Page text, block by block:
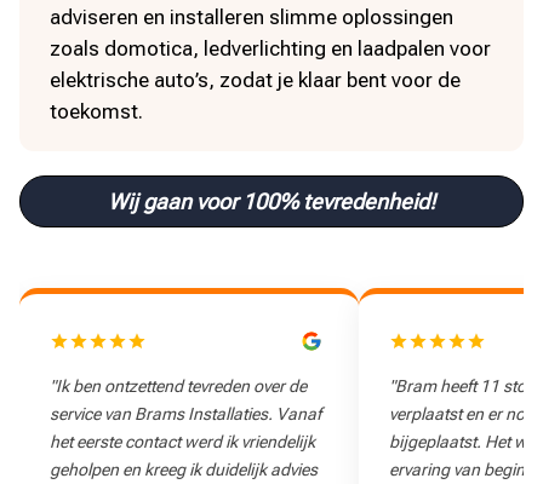
adviseren en installeren slimme oplossingen
zoals domotica, ledverlichting en laadpalen voor
elektrische auto’s, zodat je klaar bent voor de
toekomst.
Wij gaan voor 100% tevredenheid!
"Ik ben ontzettend tevreden over de
service van Brams Installaties. Vanaf
het eerste contact werd ik vriendelijk
geholpen en kreeg ik duidelijk advies
"Bram heeft 11
verplaatst en er nog
bijgeplaatst. Het
ervaring van begin